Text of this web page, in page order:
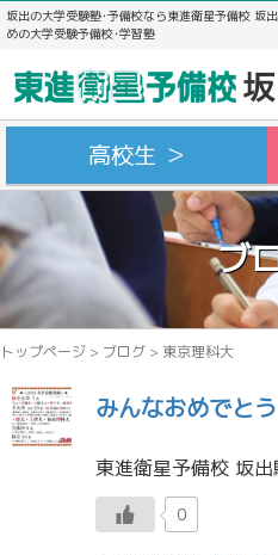
坂出の大学受験塾･予備校なら東進衛星予備校 坂
めの大学受験予備校･学習塾
高校生 ＞
ブ
トップページ > ブログ > 東京理科大
みんなおめでとう
0